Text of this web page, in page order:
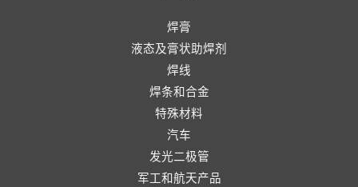
焊膏
液态及膏状助焊剂
焊线
焊条和合金
特殊材料
汽车
发光二极管
军工和航天产品